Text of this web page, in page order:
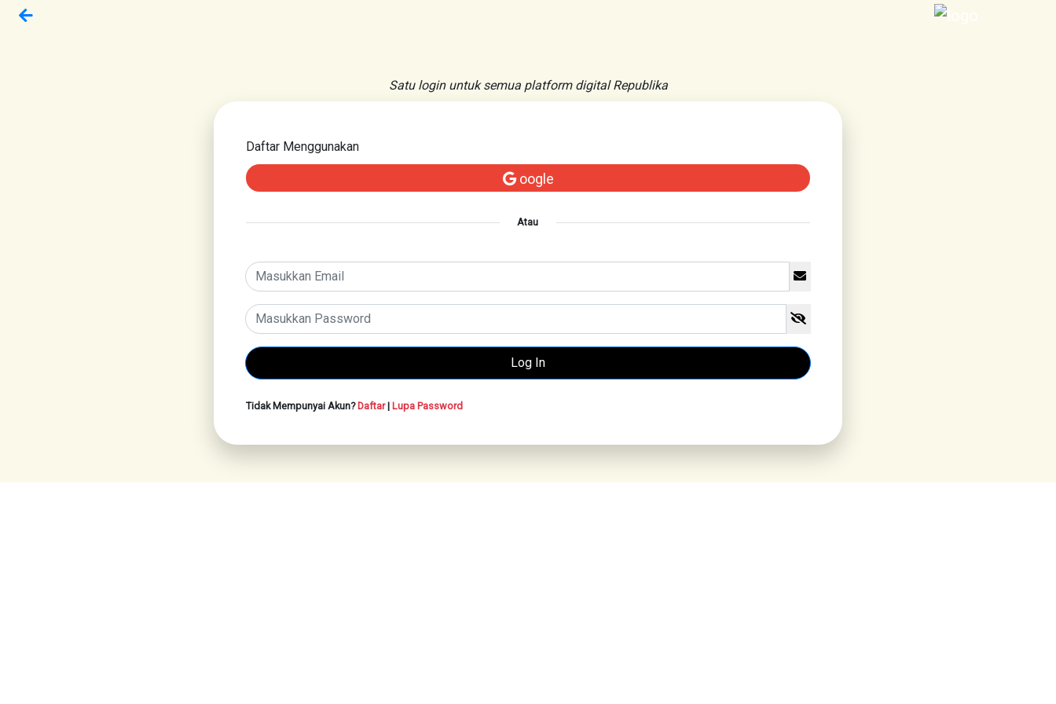
Satu login untuk semua platform digital Republika
Daftar Menggunakan
oogle
Atau
Tidak Mempunyai Akun?Daftar| Lupa Password